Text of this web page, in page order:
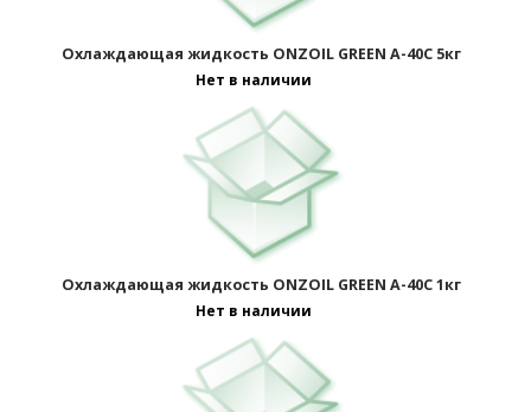
Охлаждающая жидкость ONZOIL GREEN A-40C 5кг
Нет в наличии
Охлаждающая жидкость ONZOIL GREEN A-40C 1кг
Нет в наличии
1 2 >